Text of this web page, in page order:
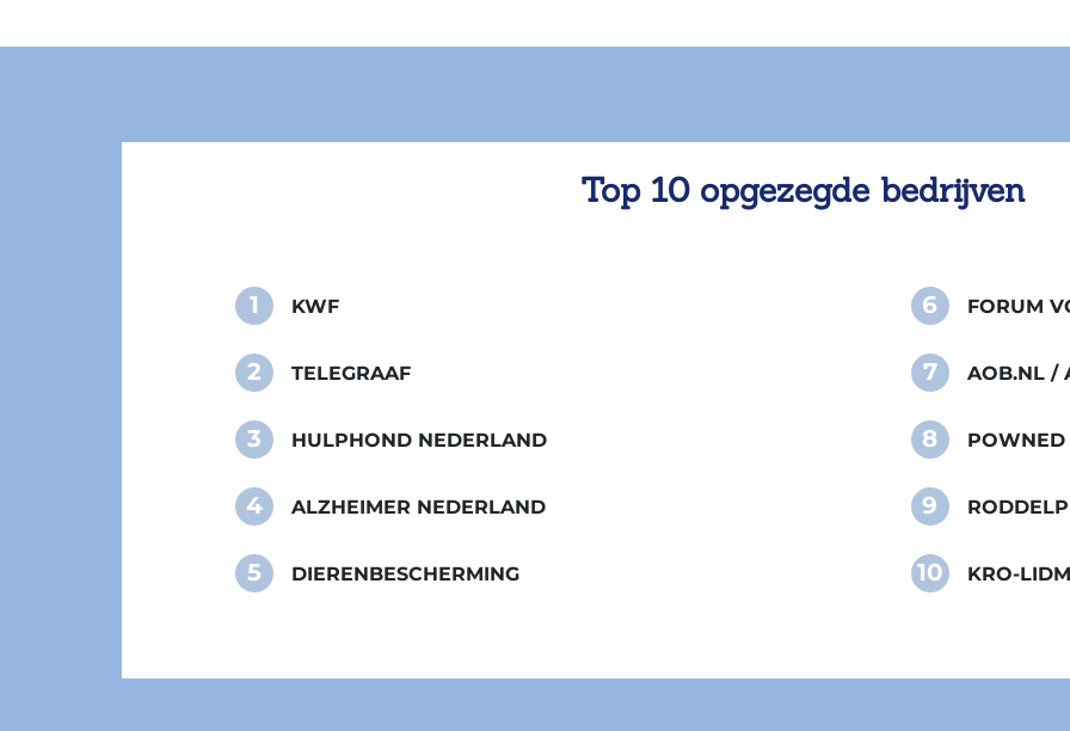
Top 10 opgezegde bedrijven
1 KWF
2 TELEGRAAF
3 HULPHOND NEDERLAND
4 ALZHEIMER NEDERLAND
5 DIERENBESCHERMING
6 FORUM
7 AOB.NL /
8 POWNED
9
10 KRO-